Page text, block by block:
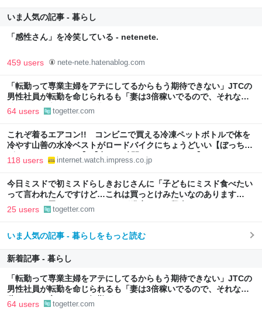
いま人気の記事 - 暮らし
「感性さん」を冷笑している - netenete.
459 users nete-nete.hatenablog.com
「転勤って専業主婦をアテにしてるからもう期待できない」JTCの
男性社員が転勤を命じられるも「妻は3倍稼いでるので、それなら
辞める」と言ったら、転勤がなくなった
64 users togetter.com
これぞ着るエアコン!! コンビニで買える冷凍ペットボトルで体を
冷やす山善の水冷ベストがロードバイクにちょうどいい【ぼっち・
ざ・ろーど！その14】【空いた時間でなにしてる？】
118 users internet.watch.impress.co.jp
今日ミスドで初ミスドらしきおじさんに「子どもにミスド食べたい
って言われたんですけど…これは買っとけみたいなのあります
か…？」と尋ねられるイベントが発生して、興奮した
25 users togetter.com
いま人気の記事 - 暮らしをもっと読む
新着記事 - 暮らし
「転勤って専業主婦をアテにしてるからもう期待できない」JTCの
男性社員が転勤を命じられるも「妻は3倍稼いでるので、それなら
辞める」と言ったら、転勤がなくなった
64 users togetter.com